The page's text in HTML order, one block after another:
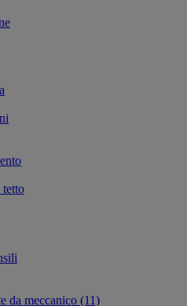
tetto
da meccanico (11)